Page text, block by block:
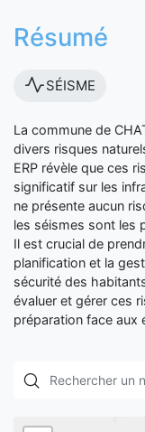
Résumé
SÉISME
La commune de
divers risques
ERP révèle que ces
significatif sur les
ne présente aucun
les séismes sont les
Il est crucial de
planification et la
sécurité des
évaluer et gérer ces
préparation face aux